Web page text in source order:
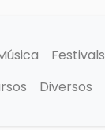
Festivals
Diversos